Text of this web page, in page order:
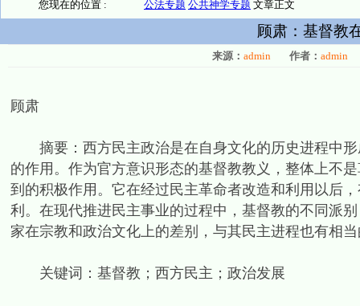
您现在的位置 : 公法专题 公共神学专题 文章正文
顾肃：基督教
来源： admin 作者： admin
顾肃
摘要：西方民主政治是在自身文化的历史进程中形
的作用。作为官方意识形态的基督教教义，整体上不
到的积极作用。它在经过民主革命者改造和利用以后
利。在现代推进民主事业的过程中，基督教的不同派
家在宗教和政治文化上的差别，与其民主进程也有相
关键词：基督教；西方民主；政治发展